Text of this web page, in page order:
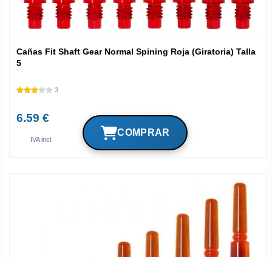
Cañas Fit Shaft Gear Normal Spining Roja (Giratoria) Talla
5
3
6.59 €
IVA incl.